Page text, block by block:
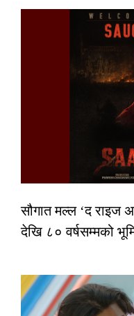
सौगात मल्ल ‘द राइज
देखि ८० वर्षसम्मको